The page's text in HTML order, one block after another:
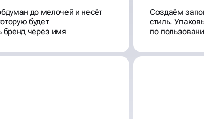
до мелочей и несёт
будет
бренд через имя
Создаём
стиль.
по